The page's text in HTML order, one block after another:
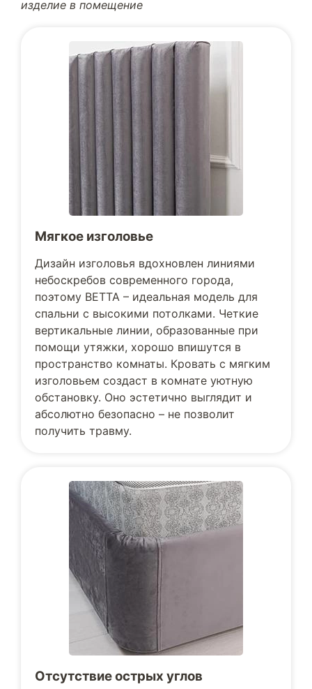
изделие в помещение
Мягкое изголовье
Дизайн изголовья вдохновлен линиями
небоскребов современного города,
поэтому BETTA – идеальная модель для
спальни с высокими потолками. Четкие
вертикальные линии, образованные при
помощи утяжки, хорошо впишутся в
пространство комнаты. Кровать с мягким
изголовьем создаст в комнате уютную
обстановку. Оно эстетично выглядит и
абсолютно безопасно – не позволит
получить травму.
Отсутствие острых углов